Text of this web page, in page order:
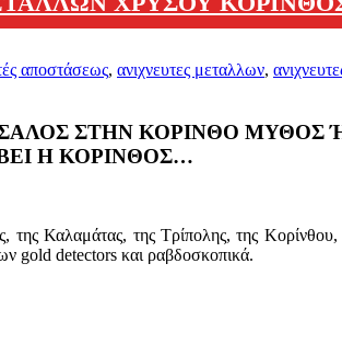
αποστάσεως, ανιχνευτες μεταλλων,
ΣΤΗΝ ΚΟΡΙΝΘΟ ΜΥΘΟΣ
Η ΚΟΡΙΝΘΟΣ…
της Καλαμάτας, της Τρίπολης, της
gold detectors και ραβδοσκοπικά.